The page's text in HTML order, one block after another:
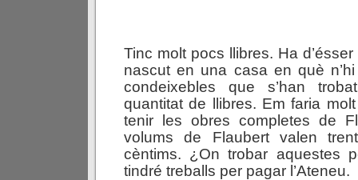
Tinc molt pocs llibres. Ha
nascut en una casa en què
condeixebles que s’han
quantitat de llibres. Em faria
tenir les obres completes de
volums de Flaubert valen
cèntims. ¿On trobar aquestes
tindré treballs per pagar l’Ateneu.